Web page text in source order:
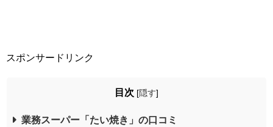
スポンサードリンク
目次 [隠す]
業務スーパー「たい焼き」の口コミ